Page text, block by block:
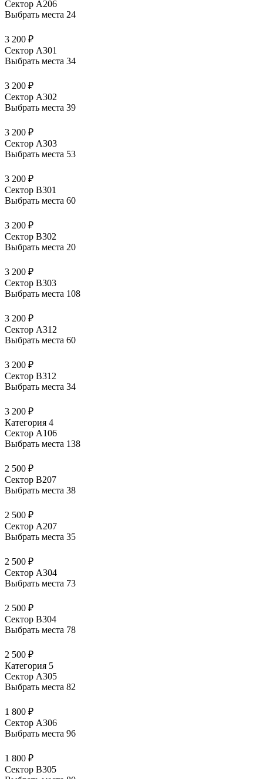
Сектор А206
Выбрать места 24
3 200 ₽
Сектор А301
Выбрать места 34
3 200 ₽
Сектор А302
Выбрать места 39
3 200 ₽
Сектор А303
Выбрать места 53
3 200 ₽
Сектор В301
Выбрать места 60
3 200 ₽
Сектор В302
Выбрать места 20
3 200 ₽
Сектор В303
Выбрать места 108
3 200 ₽
Сектор А312
Выбрать места 60
3 200 ₽
Сектор В312
Выбрать места 34
3 200 ₽
Категория 4
Сектор А106
Выбрать места 138
2 500 ₽
Сектор В207
Выбрать места 38
2 500 ₽
Сектор А207
Выбрать места 35
2 500 ₽
Сектор А304
Выбрать места 73
2 500 ₽
Сектор В304
Выбрать места 78
2 500 ₽
Категория 5
Сектор А305
Выбрать места 82
1 800 ₽
Сектор А306
Выбрать места 96
1 800 ₽
Сектор В305